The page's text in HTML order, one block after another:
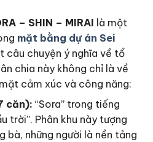
– SHIN – MIRAI là một
mặt bằng dự án Sei
câu chuyện ý nghĩa về tổ
chia này không chỉ là về
cảm xúc và công năng:
căn): “Sora” trong tiếng
trời”. Phân khu này tượng
bà, những người là nền tảng